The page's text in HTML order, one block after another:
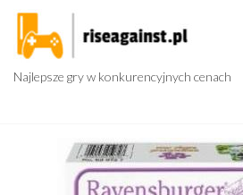
Przejdź
treści
Najlepsze gry w konkurencyjnych cenach